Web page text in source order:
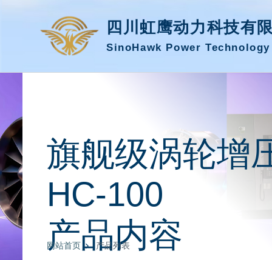
四川虹鹰动力科技有
SinoHawk Power
旗舰级涡轮增
HC-100
产品内容
网站首页 产品列表